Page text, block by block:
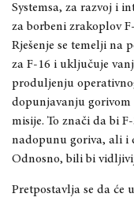
Systemsa, za razvoj i
za borbeni zrakoplov
Rješenje se temelji na
za F-16 i uključuje
produljenju
dopunjavanju
misije. To znači da bi
nadopunu goriva, ali i
Odnosno, bili bi
Pretpostavlja se da će